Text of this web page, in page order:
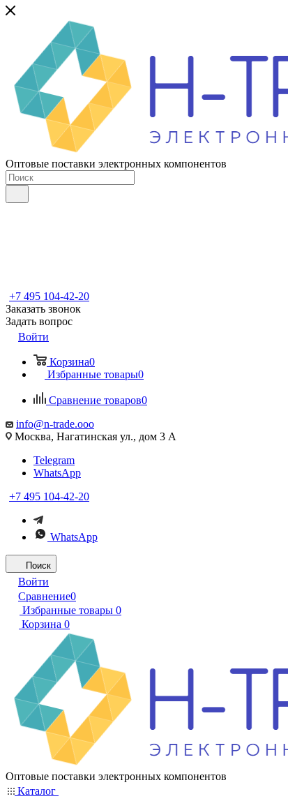
Оптовые поставки электронных компонентов
+7 495 104-42-20
Заказать звонок
Задать вопрос
Войти
Корзина0
Избранные товары0
Сравнение товаров0
info@n-trade.ooo
Москва, Нагатинская ул., дом 3 А
Telegram
WhatsApp
+7 495 104-42-20
WhatsApp
Поиск
Войти
Сравнение0
Избранные товары 0
Корзина 0
Оптовые поставки электронных компонентов
Каталог